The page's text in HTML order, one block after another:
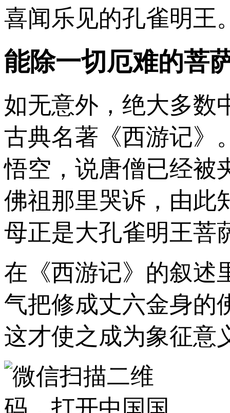
喜闻乐见的孔雀明王
能除一切厄难的菩
如无意外，绝大多数
古典名著《西游记》
悟空，说唐僧已经被
佛祖那里哭诉，由此
母正是大孔雀明王菩
在《西游记》的叙述
气把修成丈六金身的
这才使之成为象征意